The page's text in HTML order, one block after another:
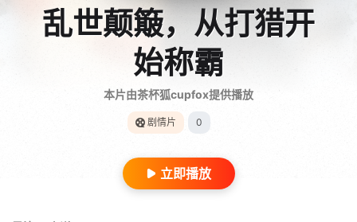
乱世颠簸，从打猎开
始称霸
本片由茶杯狐cupfox提供播放
剧情片 0
立即播放